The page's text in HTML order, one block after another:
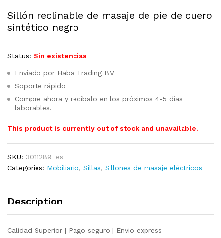
Sillón reclinable de masaje de pie de cuero
sintético negro
Status: Sin existencias
Enviado por Haba Trading B.V
Soporte rápido
Compre ahora y recíbalo en los próximos 4-5 días
laborables.
This product is currently out of stock and unavailable.
SKU: 3011289_es
Categories: Mobiliario, Sillas, Sillones de masaje eléctricos
Description
Calidad Superior | Pago seguro | Envio express